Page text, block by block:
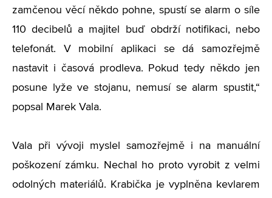
zamčenou věcí někdo pohne, spustí se alarm o síle
110 decibelů a majitel buď obdrží notifikaci, nebo
telefonát. V mobilní aplikaci se dá samozřejmě
nastavit i časová prodleva. Pokud tedy někdo jen
posune lyže ve stojanu, nemusí se alarm spustit,“
popsal Marek Vala.
Vala při vývoji myslel samozřejmě i na manuální
poškození zámku. Nechal ho proto vyrobit z velmi
odolných materiálů. Krabička je vyplněna kevlarem